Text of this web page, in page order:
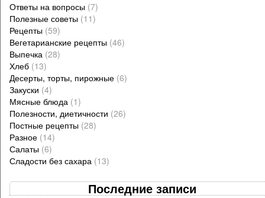
Ответы на вопросы (7)
Полезные советы (11)
Рецепты (59)
Вегетарианские рецепты (46)
Выпечка (28)
Хлеб (13)
Десерты, торты, пирожные (6)
Закуски (4)
Мясные блюда (1)
Полезности, диетичности (26)
Постные рецепты (28)
Разное (14)
Салаты (6)
Сладости без сахара (13)
Последние записи